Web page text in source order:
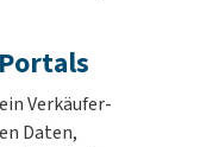
Verkäufer-
Daten,